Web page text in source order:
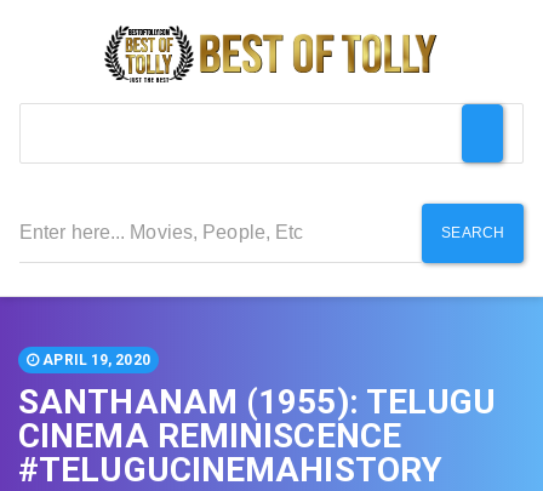
SEARCH
APRIL 19, 2020
SANTHANAM (1955): TELUGU
CINEMA REMINISCENCE
#TELUGUCINEMAHISTORY